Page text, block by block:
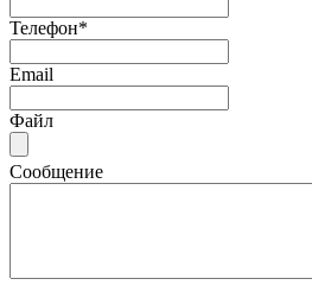
Телефон*
Email
Файл
Сообщение